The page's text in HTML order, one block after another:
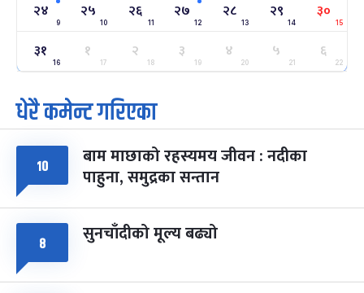
सोम फाल्गुन २४, २०८३- Mar 8, 2027
२५
मंगल
ग्याल्पो ल्होसार
फाल्गुन २५, २०८३ Mar 9, 2027
७ महिना बाँकी
७
आइत
पूर्णिमा व्रत
चैत्र ७, २०८३-Mar 21, 2027
८ फागुपूर्णिमा
चैत्र ८, २०८३-Mar 22, 2027
७ महिना बाँकी
२४
9
२५
10
२६
11
२७
12
२८
13
२९
14
३०
15
३१
16
१
17
२
18
३
19
४
20
५
21
६
22
धेरै कमेन्ट गरिएका
१० बाम माछाको रहस्यमय जीवन : नदीका
पाहुना, समुद्रका सन्तान
८ सुनचाँदीको मूल्य बढ्यो